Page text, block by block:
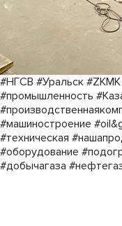
#НГСВ #Уральск
#промышленность
#машиностроение
#техническая
#оборудование
#добычагаза